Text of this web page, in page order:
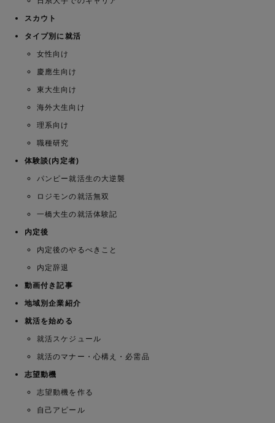
スカウト
タイプ別に就活
女性向け
慶應生向け
東大生向け
海外大生向け
理系向け
職種研究
体験談(内定者)
パンピー就活生の大逆襲
ロジモンの就活無双
一橋大生の就活体験記
内定後
内定後のやるべきこと
内定辞退
動画付き記事
地域別企業紹介
就活を始める
就活スケジュール
就活のマナー・心構え・必需品
志望動機
志望動機を作る
自己アピール